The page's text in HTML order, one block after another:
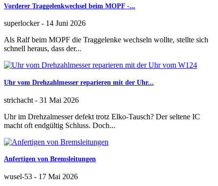
Vorderer Traggelenkwechsel beim MOPF -...
superlocker- 14 Juni 2026
Als Ralf beim MOPF die Traggelenke wechseln wollte, stellte sich
schnell heraus, dass der...
Uhr vom Drehzahlmesser reparieren mit der Uhr...
strichacht - 31 Mai 2026
Uhr im Drehzalmesser defekt trotz Elko-Tausch? Der seltene IC
macht oft endgültig Schluss. Doch...
Anfertigen von Bremsleitungen
wusel-53 - 17 Mai 2026